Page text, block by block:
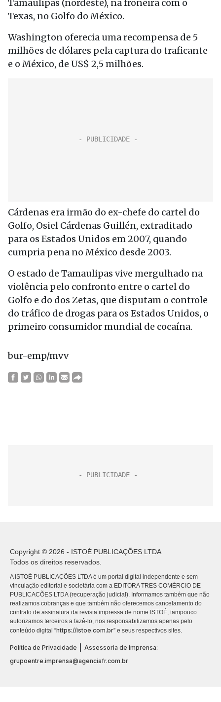
Tamaulipas (nordeste), na froneira com o
Texas, no Golfo do México.
Washington oferecia uma recompensa de 5
milhões de dólares pela captura do traficante
e o México, de US$ 2,5 milhões.
Cárdenas era irmão do ex-chefe do cartel do
Golfo, Osiel Cárdenas Guillén, extraditado
para os Estados Unidos em 2007, quando
cumpria pena no México desde 2003.
O estado de Tamaulipas vive mergulhado na
violência pelo confronto entre o cartel do
Golfo e do dos Zetas, que disputam o controle
do tráfico de drogas para os Estados Unidos, o
primeiro consumidor mundial de cocaína.
bur-emp/mvv
Copyright © 2026 - ISTOÉ PUBLICAÇÕES LTDA
Todos os direitos reservados.
A ISTOÉ PUBLICAÇÕES LTDA é um portal digital independente e sem
vinculação editorial e societária com a EDITORA TRES COMÉRCIO DE
PUBLICACÕES LTDA (recuperação judicial). Informamos também que não
realizamos cobranças e que também não oferecemos cancelamento do
contrato de assinatura da revista impressa de nome ISTOÉ, tampouco
autorizamos terceiros a fazê-lo, nos responsabilizamos apenas pelo
conteúdo digital “https://istoe.com.br” e seus respectivos sites.
Política de Privacidade
Assessoria de Imprensa:
grupoentre.imprensa@agenciafr.com.br